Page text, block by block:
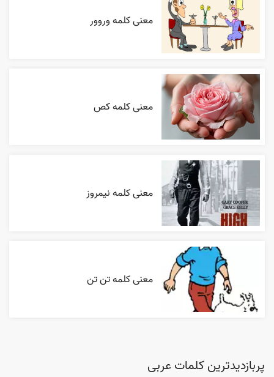
معنی کلمه وروور
معنی کلمه کص
معنی کلمه نیمروز
معنی کلمه تن تن
پربازدیدترین کلمات عربی